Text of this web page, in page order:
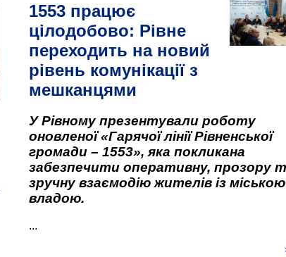
1553 працює
цілодобово: Рівне
переходить на новий
рівень комунікації з
мешканцями
У Рівному презентували роботу
оновленої «Гарячої лінії Рівненської
громади – 1553», яка покликана
забезпечити оперативну, прозору
зручну взаємодію жителів із міською
владою.
...